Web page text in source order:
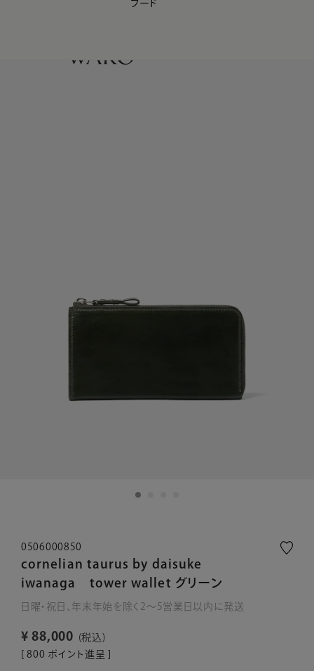
【会員様限定】夏のプレゼントキャンペーン開催中
フード
0506000850
cornelian taurus by daisuke
iwanaga tower wallet グリーン
日曜・祝日、年末年始を除く2～5営業日以内に発送
¥ 88,000
税込
800 ポイント進呈 ]